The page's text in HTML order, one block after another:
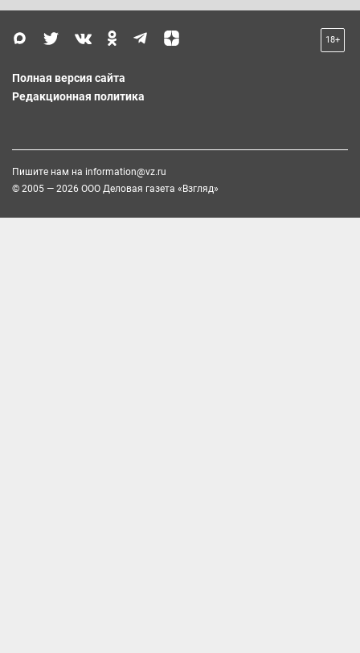
18+
Полная версия сайта
Редакционная политика
Пишите нам на information@vz.ru
© 2005 — 2026 ООО Деловая газета «Взгляд»